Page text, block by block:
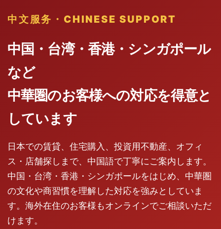
中文服务・CHINESE SUPPORT
中国・台湾・香港・シンガポール
など
中華圏のお客様への対応を得意と
しています
日本での賃貸、住宅購入、投資用不動産、オフィ
ス・店舗探しまで、中国語で丁寧にご案内します。
中国・台湾・香港・シンガポールをはじめ、中華圏
の文化や商習慣を理解した対応を強みとしていま
す。海外在住のお客様もオンラインでご相談いただ
けます。